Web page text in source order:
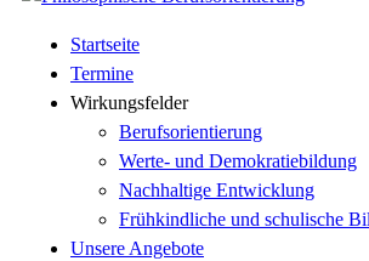
Startseite
Termine
Wirkungsfelder
Berufsorientierung
Werte- und Demokratiebildung
Nachhaltige Entwicklung
Frühkindliche und schulische
Unsere Angebote